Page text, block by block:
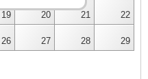
19 20 21 22
26 27 28 29